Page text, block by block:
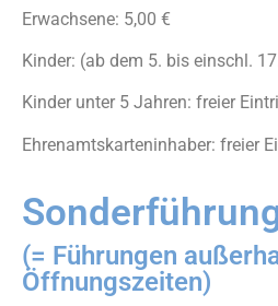
Erwachsene: 5,00 €
Kinder: (ab dem 5. bis einschl.
Kinder unter 5 Jahren: freier
Ehrenamtskarteninhaber: freier
(= Führungen
Öffnungszeiten)